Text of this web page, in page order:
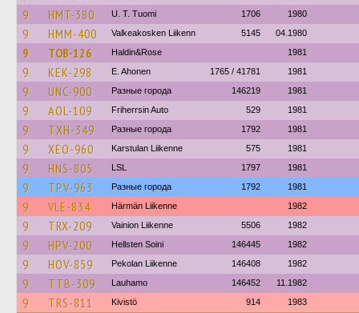
9
HMT-380 U. T. Tuomi 1706 1980
9 HMM-400 Valkeakosken Liikenn 5145 04.1980
9 TOB-126 Haldin&Rose 1981
9 KEK-298 E. Ahonen 1765 / 41781 1981
9 UNC-900 Разные города 146219 1981
9 AOL-109 Friherrsin Auto 529 1981
9 TXH-349 Разные города 1792 1981
9 XEO-960 Karstulan Liikenne 575 1981
9 HNS-805 LSL 1797 1981
9 TPV-963 Разные города 1792 1981
9 VLE-834 Härmän Liikenne 1982
9 TRX-209 Vainion Liikenne 5506 1982
9 HPV-200 Hellsten Soini 146445 1982
9 HOV-859 Pekolan Liikenne 146408 1982
9 TTB-309 Lauhamo 146452 11.1982
9 TRS-811 Kivistö 914 1983